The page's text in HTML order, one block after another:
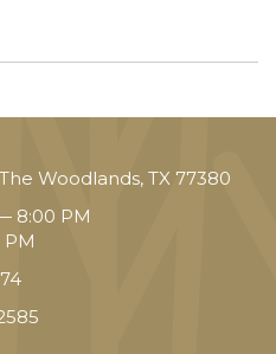
Woodlands, TX 77380
8:00 PM
PM